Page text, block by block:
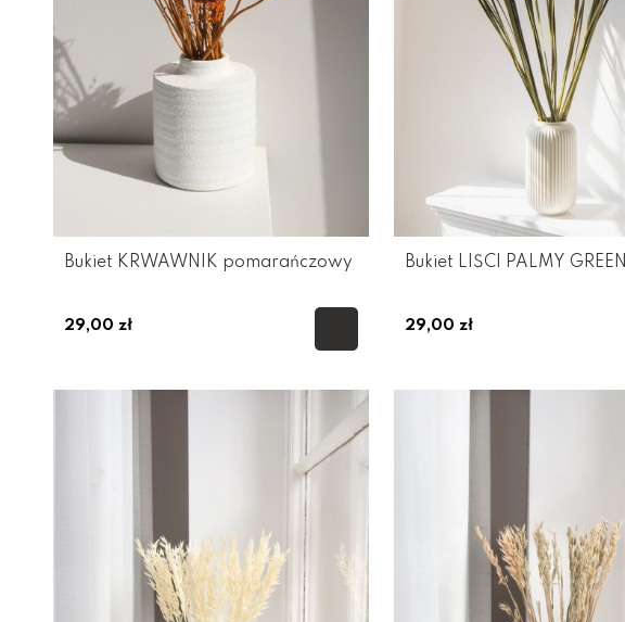
Bukiet KRWAWNIK pomarańczowy
29,00 zł
Bukiet LIŚCI PALMY GREEN
29,00 zł